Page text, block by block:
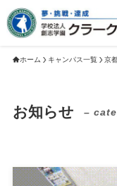
ホーム キャンパス一覧 京
お知らせ –